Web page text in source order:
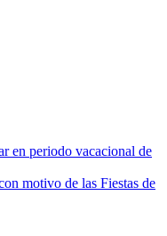
en periodo vacacional de
motivo de las Fiestas de